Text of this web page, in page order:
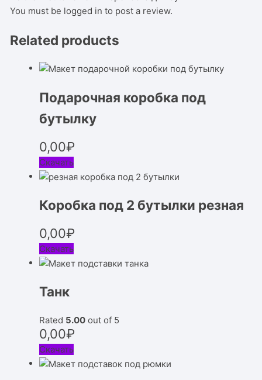
You must be logged in to post a review.
Related products
Подарочная коробка под
бутылку
0,00₽
Скачать
Коробка под 2 бутылки резная
0,00₽
Скачать
Танк
Rated 5.00 out of 5
0,00₽
Скачать